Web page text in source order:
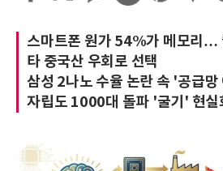
스마트폰 원가 54%가 메모리
타 중국산 우회로 선택
삼성 2나노 수율 논란 속 '공급
자립도 1000대 돌파 '굴기' 현실